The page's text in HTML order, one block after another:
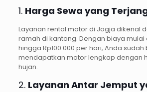
1. Harga Sewa yang
Layanan rental motor di Jogja dikenal
ramah di kantong. Dengan biaya mulai
hingga Rp100.000 per hari, Anda sudah
mendapatkan motor lengkap dengan
hujan.
2. Layanan Antar Jemput